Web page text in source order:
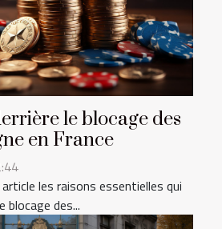
le blocage des
en France
les raisons essentielles qui
blocage des...